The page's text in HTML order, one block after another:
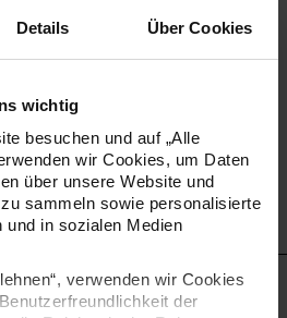
Details Über Cookies
wichtig
besuchen und auf „Alle
wir Cookies, um Daten
über unsere Website und
sammeln sowie personalisierte
und in sozialen Medien
verwenden wir Cookies
der
am Boden des Sockels
verwendbar und individuell
Waldtiere, 1x Baum